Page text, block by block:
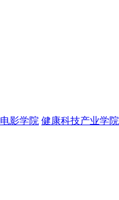
影学院 健康科技产业学院